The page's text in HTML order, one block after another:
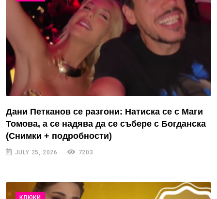
Дани Петканов се разгони: Натиска се с Маги
Томова, а се надява да се събере с Богданска
(Снимки + подробности)
JULY 25, 2026 7203
КЛЮКИ